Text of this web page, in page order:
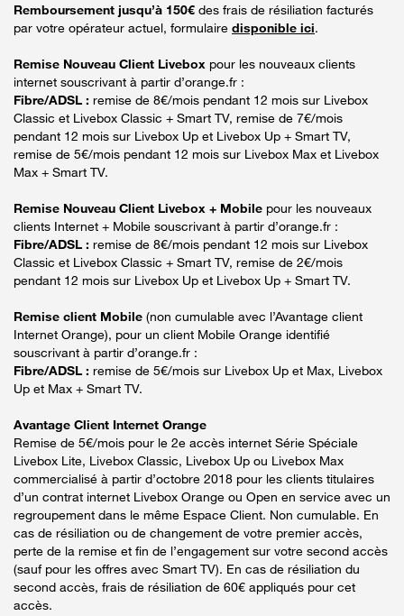
Remboursement jusqu’à 150€ des frais de résiliation facturés
par votre opérateur actuel, formulaire disponible ici.
Remise Nouveau Client Livebox pour les nouveaux clients
internet souscrivant à partir d’orange.fr :
Fibre/ADSL : remise de 8€/mois pendant 12 mois sur Livebox
Classic et Livebox Classic + Smart TV, remise de 7€/mois
pendant 12 mois sur Livebox Up et Livebox Up + Smart TV,
remise de 5€/mois pendant 12 mois sur Livebox Max et Livebox
Max + Smart TV.
Remise Nouveau Client Livebox + Mobile pour les nouveaux
clients Internet + Mobile souscrivant à partir d’orange.fr :
Fibre/ADSL : remise de 8€/mois pendant 12 mois sur Livebox
Classic et Livebox Classic + Smart TV, remise de 2€/mois
pendant 12 mois sur Livebox Up et Livebox Up + Smart TV.
Remise client Mobile (non cumulable avec l’Avantage client
Internet Orange), pour un client Mobile Orange identifié
souscrivant à partir d’orange.fr :
Fibre/ADSL : remise de 5€/mois sur Livebox Up et Max, Livebox
Up et Max + Smart TV.
Avantage Client Internet Orange
Remise de 5€/mois pour le 2e accès internet Série Spéciale
Livebox Lite, Livebox Classic, Livebox Up ou Livebox Max
commercialisé à partir d’octobre 2018 pour les clients titulaires
d’un contrat internet Livebox Orange ou Open en service avec un
regroupement dans le même Espace Client. Non cumulable. En
cas de résiliation ou de changement de votre premier accès,
perte de la remise et fin de l’engagement sur votre second accès
(sauf pour les offres avec Smart TV). En cas de résiliation du
second accès, frais de résiliation de 60€ appliqués pour cet
accès.